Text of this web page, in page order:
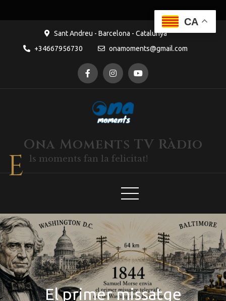
Sant Andreu - Barcelona - Catalunya
+34667956730
onamoments@gmail.com
Ona Moments TV Ràdio
E ls moments fan la felicitat!
El primer missatge
CA